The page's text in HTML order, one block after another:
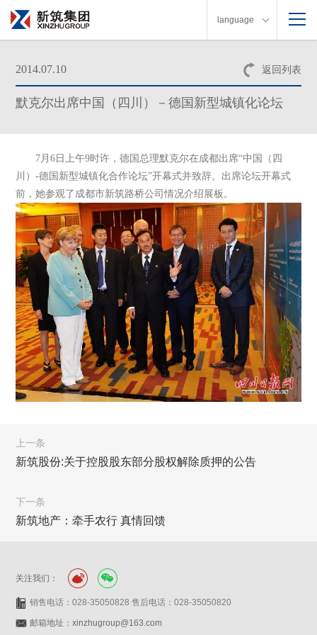
language
返回列表
2014.07.10
默克尔出席中国（四川）－德国新型城镇化论坛
7月6日上午9时许，德国总理默克尔在成都出席“中国（四
川）-德国新型城镇化合作论坛”开幕式并致辞。出席论坛开幕式
前，她参观了成都市新筑路桥公司情况介绍展板。
上一条
新筑股份:关于控股股东部分股权解除质押的公告
下一条
新筑地产：牵手农行 真情回馈
关注我们：
销售电话：028-35050828 售后电话：028-35050820
邮箱地址：xinzhugroup@163.com